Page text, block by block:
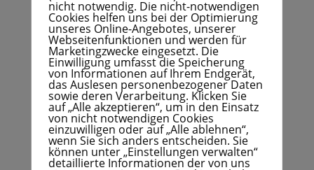
UNTERNEHMENSPROFIL
HISTORIE
FERTIGUNG
LEISTUNGEN
PRODUKTE
ENTWICKLUNG
KARRIERE
STELLENANGEBOTE
DOWNLOAD
KONTAKT
nicht notwendig. Die nicht-notwendigen
Cookies helfen uns bei der Optimierung
unseres Online-Angebotes, unserer
Webseitenfunktionen und werden für
Marketingzwecke eingesetzt. Die
Einwilligung umfasst die Speicherung
von Informationen auf Ihrem Endgerät,
das Auslesen personenbezogener Daten
sowie deren Verarbeitung. Klicken Sie
auf „Alle akzeptieren“, um in den Einsatz
von nicht notwendigen Cookies
einzuwilligen oder auf „Alle ablehnen“,
wenn Sie sich anders entscheiden. Sie
können unter „Einstellungen verwalten“
detaillierte Informationen der von uns